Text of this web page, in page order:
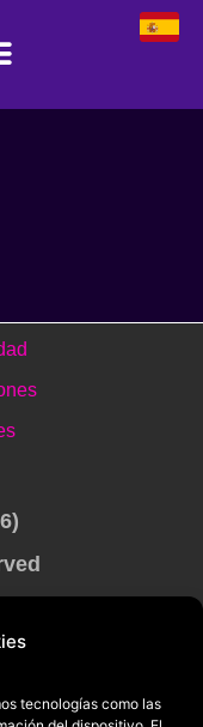
tecnologías como las